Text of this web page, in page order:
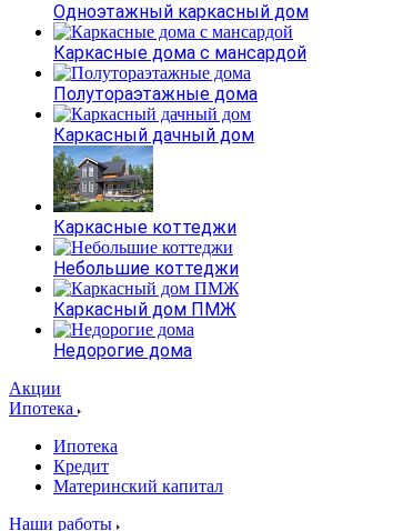
Одноэтажный каркасный дом
Каркасные дома с мансардой
Полутораэтажные дома
Каркасный дачный дом
Каркасные коттеджи
Небольшие коттеджи
Каркасный дом ПМЖ
Недорогие дома
Акции
Ипотека
Ипотека
Кредит
Материнский капитал
Наши работы